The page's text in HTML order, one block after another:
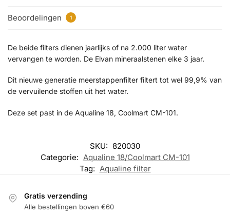
Beoordelingen 1
De beide filters dienen jaarlijks of na 2.000 liter water
vervangen te worden. De Elvan mineraalstenen elke 3 jaar.
Dit nieuwe generatie meerstappenfilter filtert tot wel 99,9% van
de vervuilende stoffen uit het water.
Deze set past in de Aqualine 18, Coolmart CM-101.
SKU: 820030
Categorie: Aqualine 18/Coolmart CM-101
Tag: Aqualine filter
Gratis verzending
Alle bestellingen boven €60